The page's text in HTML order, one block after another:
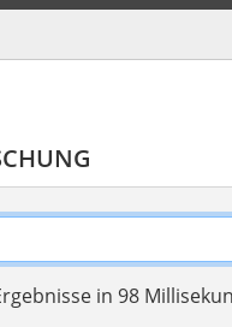
in 98